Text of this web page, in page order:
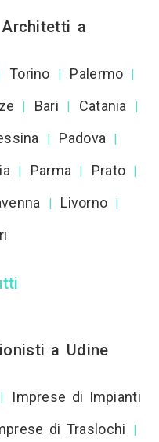
a
Torino | Palermo |
| Bari | Catania |
| Padova |
| Parma | Prato |
| Livorno |
a Udine
|
Imprese di Impianti
di Traslochi |